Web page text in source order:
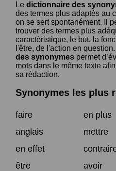
Le dictionnaire des
des termes plus adaptés au
on se sert spontanément. Il
trouver des termes plus
caractéristique, le but, la
l'être, de l'action en
des synonymes permet
mots dans le même texte
sa rédaction.
Synonymes les plus
faire
en plus
anglais
mettre
en effet
être
avoir